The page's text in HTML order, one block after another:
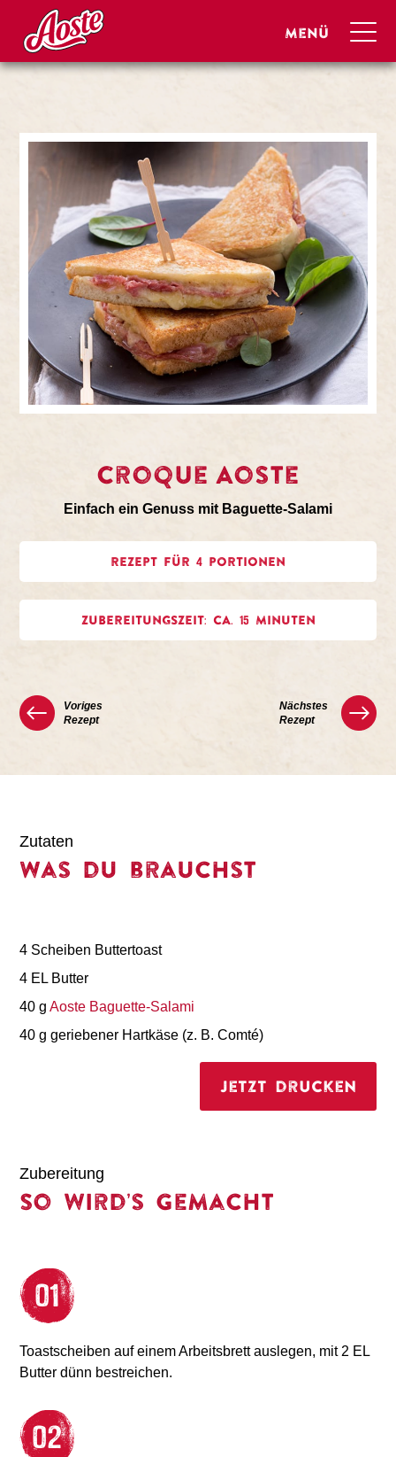
Croque Aoste
Einfach ein Genuss mit Baguette-Salami
REZEPT FÜR 4 PORTIONEN
ZUBEREITUNGSZEIT: CA. 15 MINUTEN
Nächstes
Rezept
Voriges
Rezept
Zutaten
Was du brauchst
4 Scheiben Buttertoast
4 EL Butter
40 gAoste Baguette-Salami
40 g geriebener Hartkäse (z. B. Comté)
Jetzt drucken
Zubereitung
So wird’s gemacht
Toastscheiben auf einem Arbeitsbrett auslegen, mit 2 EL
Butter dünn bestreichen.